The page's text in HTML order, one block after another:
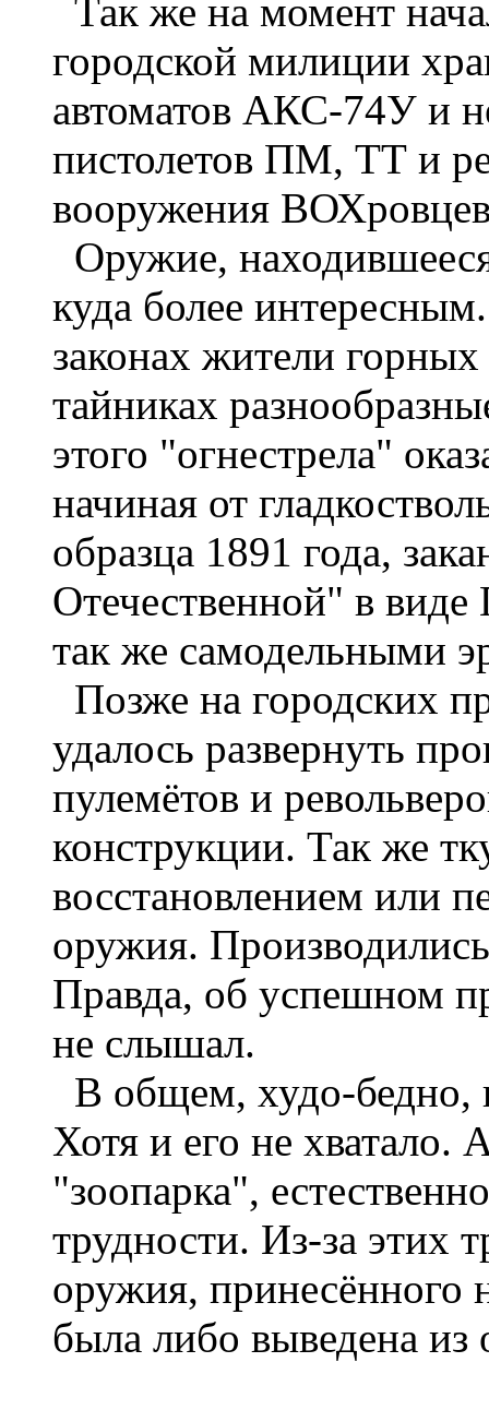
Так же на момент
городской милиции
автоматов АКС-74У и
пистолетов ПМ, ТТ и
вооружения
Оружие,
куда более
законах жители
тайниках
этого "огнестрела"
начиная от
образца 1891 года,
Отечественной" в
так же самодельными
Позже на городских
удалось развернуть
пулемётов и
конструкции. Так же
восстановлением или
оружия.
Правда, об успешном
не слышал.
В общем, худо-бедно,
Хотя и его не хватало.
"зоопарка",
трудности. Из-за этих
оружия, принесённого
была либо выведена из